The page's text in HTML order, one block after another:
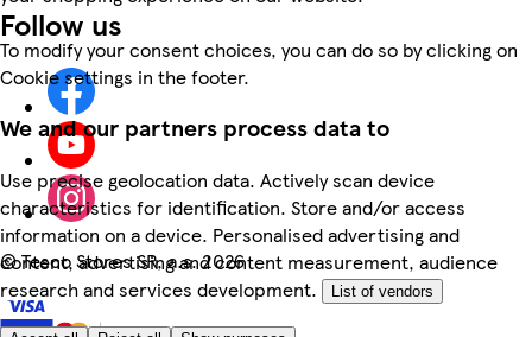
To modify your consent choices, you can do so by clicking on
Cookie settings in the footer.
We and our partners process data to
Use precise geolocation data. Actively scan device
characteristics for identification. Store and/or access
information on a device. Personalised advertising and
content, advertising and content measurement, audience
research and services development.
List of vendors
Follow us
©Tesco Stores SR, a.s. 2026